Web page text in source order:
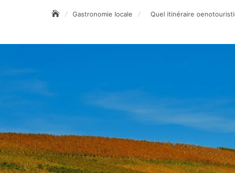
Gastronomie locale Quel itinéraire